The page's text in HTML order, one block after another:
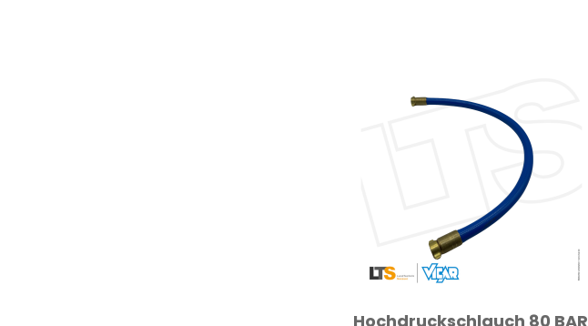
Hochdruckschlauch 80 BAR